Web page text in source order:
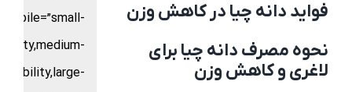
فواید دانه چیا در کاهش وزن
نحوه مصرف دانه چیا برای
لاغری و کاهش وزن
visibility,large-